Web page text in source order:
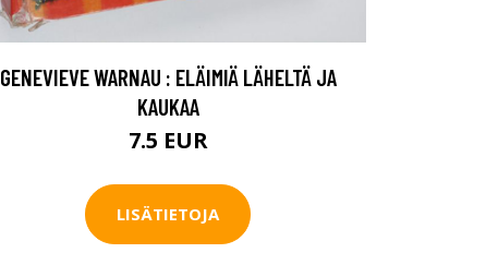
GENEVIEVE WARNAU : ELÄIMIÄ LÄHELTÄ JA
KAUKAA
7.5 EUR
LISÄTIETOJA